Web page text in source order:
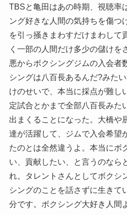
TBSと亀田はあの時期、視聴率
ング好きな人間の気持ちを傷つ
を引っ掻きまわすだけまわして
く一部の人間だけ多少の儲けを
悪からボクシングジムの入会者
シングは八百長あるんだ?みた
けのせいで、本当に採点が難し
定試合とかまで全部八百長みた
出まくることになった。大橋や
達が活躍して、ジムで入会希望
たのとは全然違うよ。本当にボ
い、貢献したい、と言うのなら
れ。タレントさんとしてボクシ
シングのことを話さずに生きて
分です。ボクシング大好き人間